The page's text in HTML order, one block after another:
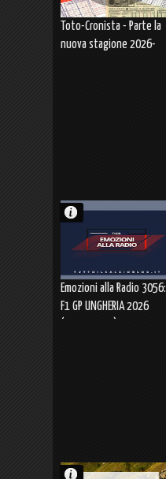
Toto-Cronista - Parte la
nuova stagione 2026-
Emozioni alla Radio 3056:
F1 GP UNGHERIA 2026